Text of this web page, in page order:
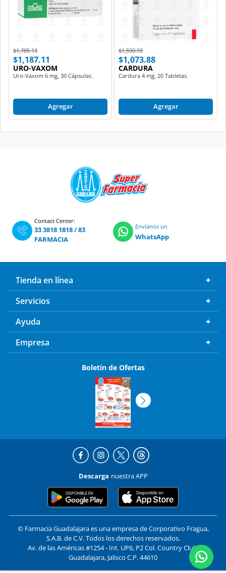
Price reduced from
$1,785.13to
$1,187.11
URO-VAXOM
Uro-Vaxom 6 mg, 30 Cápsulas.
Agregar
Price reduced from
$1,590.93to
$1,073.88
CARDURA
Cardura 4 mg, 20 Tabletas.
Agregar
Contact Center:
33 3818 1818/83
FARMACIA
Envíanos un
WhatsApp
Tienda en línea
Servicios
Ayuda
Empresa
Boletín de Ofertas
Descarga nuestra APP
© Farmacia Guadalajara es una empresa de Corporativo Fragua,
S.A.B. de C.V. Todos los derechos reservados.
Av. de las Américas #1254 - Int. UP6, P2 Col. Country Club,
Guadalajara, Jalisco C.P. 44610